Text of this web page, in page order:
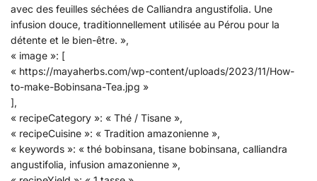
avec des feuilles séchées de Calliandra angustifolia. Une
infusion douce, traditionnellement utilisée au Pérou pour la
détente et le bien-être. »,
« image »: [
« https://mayaherbs.com/wp-content/uploads/2023/11/How-
to-make-Bobinsana-Tea.jpg »
],
« recipeCategory »: « Thé / Tisane »,
« recipeCuisine »: « Tradition amazonienne »,
« keywords »: « thé bobinsana, tisane bobinsana, calliandra
angustifolia, infusion amazonienne »,